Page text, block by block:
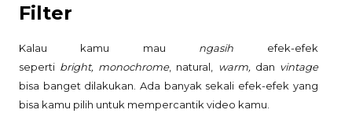
Filter
Kalau kamu mau ngasih efek-efek
seperti bright, monochrome, natural, warm, dan vintage
bisa banget dilakukan. Ada banyak sekali efek-efek yang
bisa kamu pilih untuk mempercantik video kamu.